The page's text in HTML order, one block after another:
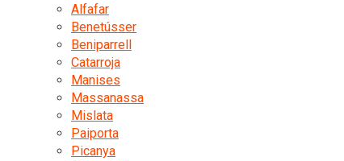
Alfafar
Benetússer
Beniparrell
Catarroja
Manises
Massanassa
Mislata
Paiporta
Picanya